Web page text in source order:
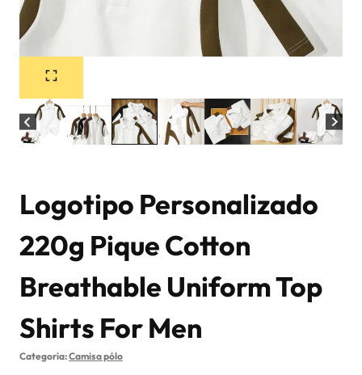
Logotipo Personalizado
220g Pique Cotton
Breathable Uniform Top
Shirts For Men
Categoria:Camisa pólo